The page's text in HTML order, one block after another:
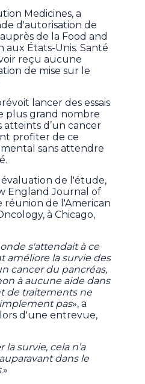
Medicines, a
d'autorisation de
de la Food and
aux États-Unis. Santé
reçu aucune
de mise sur le
lancer des essais
plus grand nombre
atteints d’un cancer
profiter de ce
sans attendre
de l'étude,
England Journal of
réunion de l'American
à Chicago,
s'attendait à ce
améliore la survie des
cancer du pancréas,
à aucune aide dans
de traitements ne
pas», a
d'une entrevue,
la survie, cela n’a
dans le
.»